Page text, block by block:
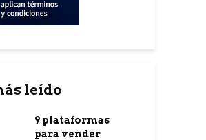
leído
9 plataformas
para vender